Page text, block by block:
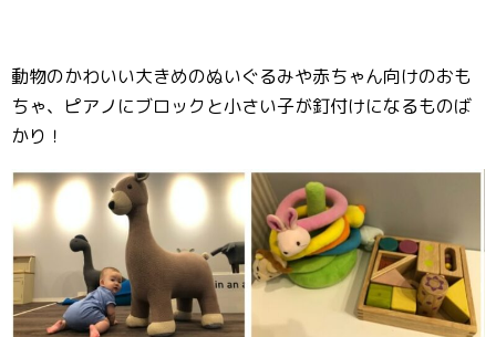
動物のかわいい大きめのぬいぐるみや赤ちゃん向けのおも
ちゃ、ピアノにブロックと小さい子が釘付けになるものば
かり！